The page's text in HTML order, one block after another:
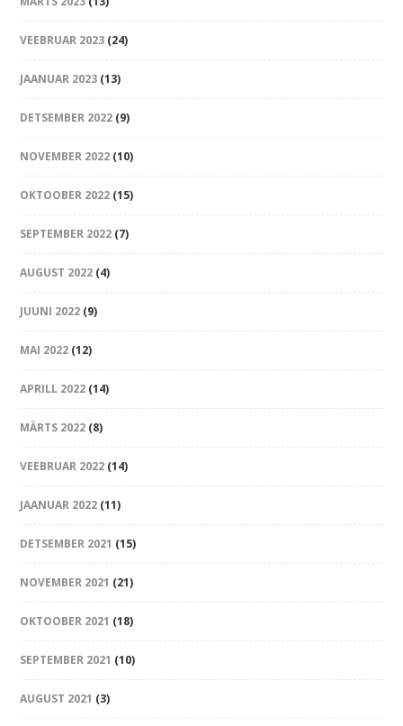
VEEBRUAR 2023 (24)
JAANUAR 2023 (13)
DETSEMBER 2022 (9)
NOVEMBER 2022 (10)
OKTOOBER 2022 (15)
SEPTEMBER 2022 (7)
AUGUST 2022 (4)
JUUNI 2022 (9)
MAI 2022 (12)
APRILL 2022 (14)
MÄRTS 2022 (8)
VEEBRUAR 2022 (14)
JAANUAR 2022 (11)
DETSEMBER 2021 (15)
NOVEMBER 2021 (21)
OKTOOBER 2021 (18)
SEPTEMBER 2021 (10)
AUGUST 2021 (3)